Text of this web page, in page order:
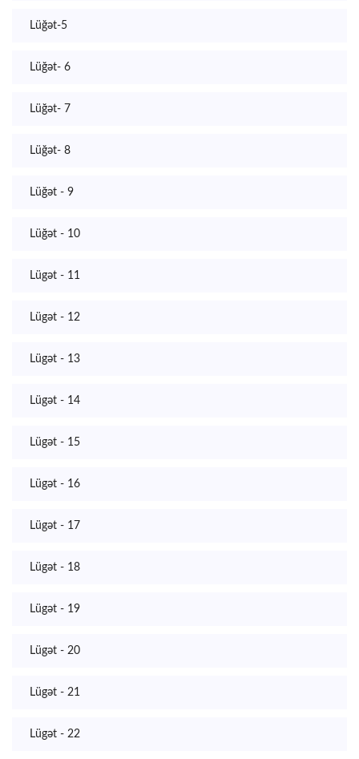
Lüğət-5
Lüğət- 6
Lüğət- 7
Lüğət- 8
Lüğət - 9
Lüğət - 10
Lügət - 11
Lügət - 12
Lügət - 13
Lügət - 14
Lügət - 15
Lügət - 16
Lügət - 17
Lügət - 18
Lügət - 19
Lügət - 20
Lügət - 21
Lügət - 22